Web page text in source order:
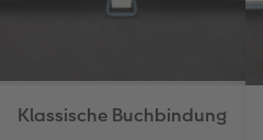
Klassische Buchbindung